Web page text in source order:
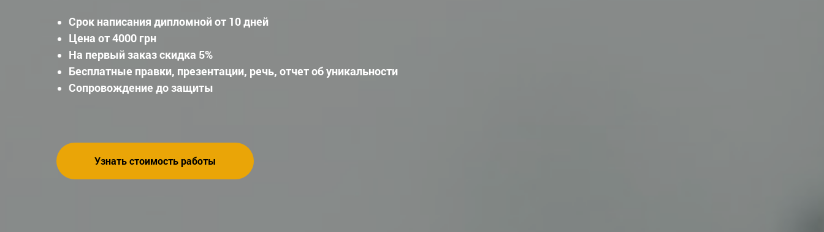
Срок написания дипломной от 10 дней
Цена от 4000 грн
На первый заказ скидка 5%
Бесплатные правки, презентации, речь, отчет об уникальности
Сопровождение до защиты
Узнать стоимость работы